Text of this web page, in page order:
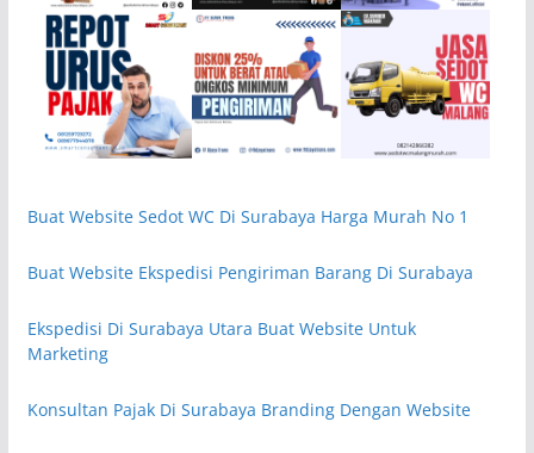
Buat Website Sedot WC Di Surabaya Harga Murah No 1
Buat Website Ekspedisi Pengiriman Barang Di Surabaya
Ekspedisi Di Surabaya Utara Buat Website Untuk
Marketing
Konsultan Pajak Di Surabaya Branding Dengan Website